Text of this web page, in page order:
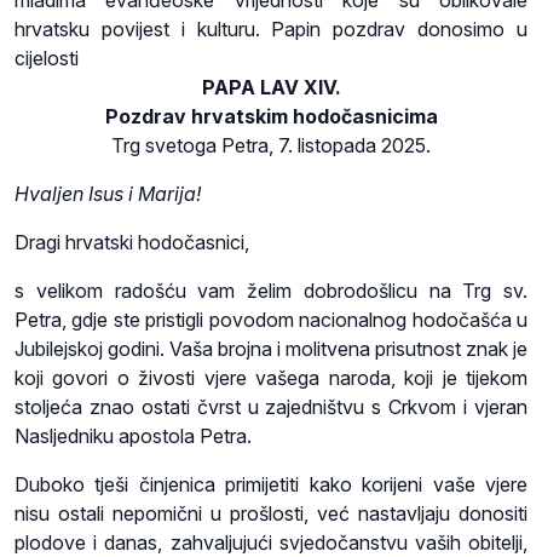
hrvatsku povijest i kulturu. Papin pozdrav donosimo u
cijelosti
PAPA LAV XIV.
Pozdrav hrvatskim hodočasnicima
Trg svetoga Petra, 7. listopada 2025.
Hvaljen Isus i Marija!
Dragi hrvatski hodočasnici,
s velikom radošću vam želim dobrodošlicu na Trg sv.
Petra, gdje ste pristigli povodom nacionalnog hodočašća u
Jubilejskoj godini. Vaša brojna i molitvena prisutnost znak je
koji govori o živosti vjere vašega naroda, koji je tijekom
stoljeća znao ostati čvrst u zajedništvu s Crkvom i vjeran
Nasljedniku apostola Petra.
Duboko tješi činjenica primijetiti kako korijeni vaše vjere
nisu ostali nepomični u prošlosti, već nastavljaju donositi
plodove i danas, zahvaljujući svjedočanstvu vaših obitelji,